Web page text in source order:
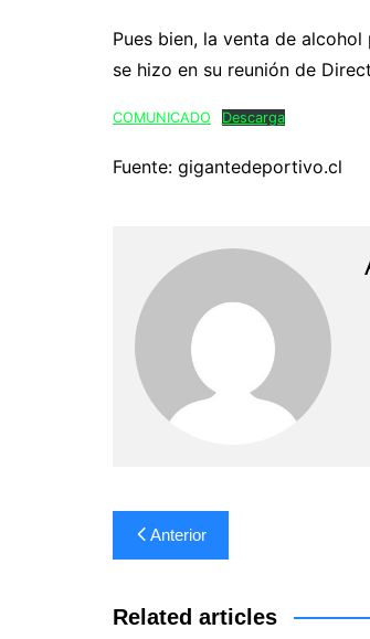
Pues bien, la venta de
se hizo en su reunión de
COMUNICADO Descarga
Fuente: gigantedeportivo.cl
Navegación
de
entradas
Anterior
Related articles